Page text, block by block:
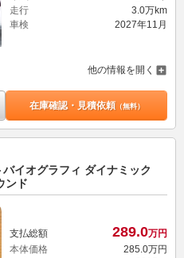
走行
3.0万km
車検
2027年11月
他の情報を開く
在庫確認・見積依頼（無料）
イオグラフィ ダイナミック
ンド
支払総額 289.0万円
本体価格
285.0万円